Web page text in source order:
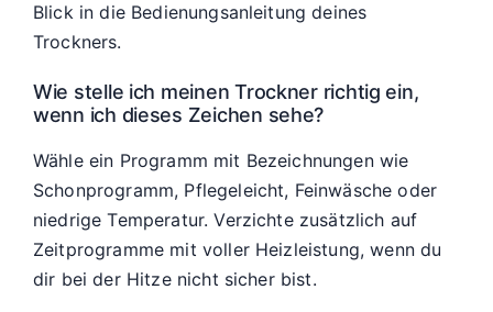
Blick in die Bedienungsanleitung deines
Trockners.
Wie stelle ich meinen Trockner richtig ein,
wenn ich dieses Zeichen sehe?
Wähle ein Programm mit Bezeichnungen wie
Schonprogramm, Pflegeleicht, Feinwäsche oder
niedrige Temperatur. Verzichte zusätzlich auf
Zeitprogramme mit voller Heizleistung, wenn du
dir bei der Hitze nicht sicher bist.